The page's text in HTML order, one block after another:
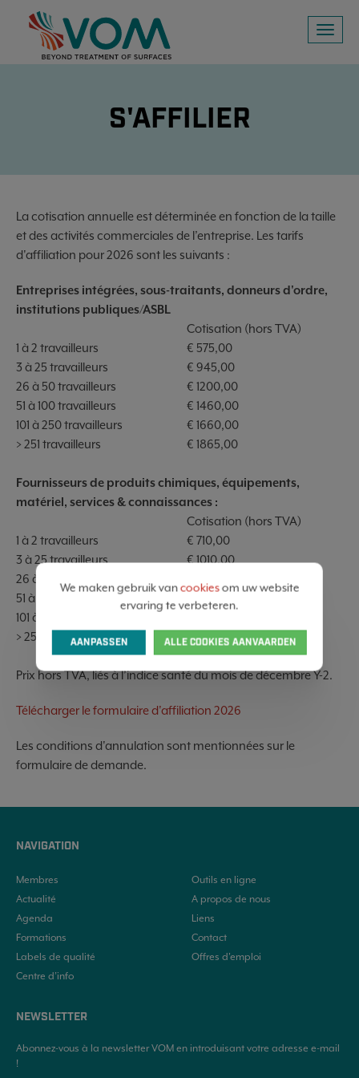
Toggle
S'AFFILIER
La cotisation annuelle est déterminée en fonction de la taille
et des activités commerciales de l’entreprise. Les tarifs
d'affiliation pour 2026 sont les suivants :
Entreprises intégrées, sous-traitants, donneurs d'ordre,
institutions publiques/ASBL
Cotisation (hors TVA)
1 à 2 travailleurs
€ 575,00
3 à 25 travailleurs
€ 945,00
26 à 50 travailleurs
€ 1200,00
51 à 100 travailleurs
€ 1460,00
101 à 250 travailleurs
€ 1660,00
> 251 travailleurs
€ 1865,00
Fournisseurs de produits chimiques, équipements,
matériel, services & connaissances :
Cotisation (hors TVA)
1 à 2 travailleurs
€ 710,00
3 à 25 travailleurs
€ 1010,00
26 à 50 travailleurs
51 à 100 travailleurs
€ 11560,00
101 à 250 travailleurs
> 251 travailleurs
€ 1965,00
Prix hors TVA, liés à l’indice santé du mois de décembre Y-2.
Télécharger le formulaire d'affiliation 2026
Les conditions d'annulation sont mentionnées sur le
formulaire de demande.
NAVIGATION
Membres
Actualité
Agenda
Formations
Labels de qualité
Centre d’info
Outils en ligne
A propos de nous
Liens
Contact
Offres d'emploi
NEWSLETTER
Abonnez-vous à la newsletter VOM en introduisant votre adresse e-mail
!
We maken gebruik vancookiesom uw website
ervaring te verbeteren.
AANPASSEN ALLE COOKIES AANVAARDEN